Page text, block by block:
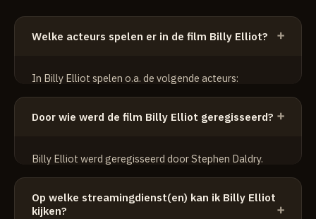
Welke acteurs spelen er in de film Billy Elliot?
In Billy Elliot spelen o.a. de volgende acteurs:
Jean Heywood
Door wie werd de film Billy Elliot geregisseerd?
Billy Elliot werd geregisseerd door Stephen Daldry.
Op welke streamingdienst(en) kan ik Billy Elliot
kijken?